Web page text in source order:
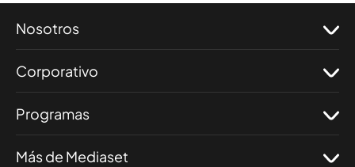
Nosotros
Corporativo
Programas
Más de Mediaset